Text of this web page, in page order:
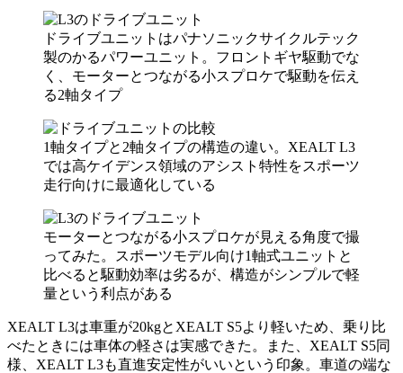
ドライブユニットはパナソニックサイクルテック
製のかるパワーユニット。フロントギヤ駆動でな
く、モーターとつながる小スプロケで駆動を伝え
る2軸タイプ
1軸タイプと2軸タイプの構造の違い。XEALT L3
では高ケイデンス領域のアシスト特性をスポーツ
走行向けに最適化している
モーターとつながる小スプロケが見える角度で撮
ってみた。スポーツモデル向け1軸式ユニットと
比べると駆動効率は劣るが、構造がシンプルで軽
量という利点がある
XEALT L3は車重が20kgとXEALT S5より軽いため、乗り比
べたときには車体の軽さは実感できた。また、XEALT S5同
様、XEALT L3も直進安定性がいいという印象。車道の端な